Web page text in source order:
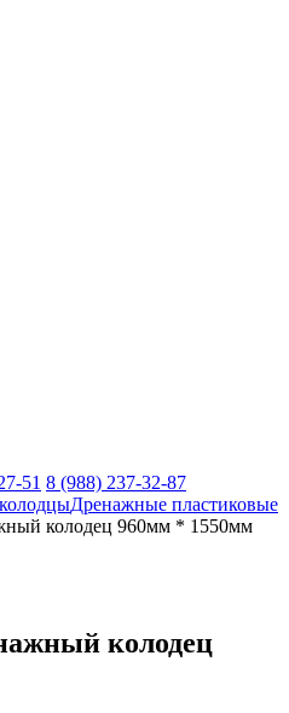
51 8 (988) 237-32-87
Дренажные пластиковые
колодец 960мм * 1550мм
колодец